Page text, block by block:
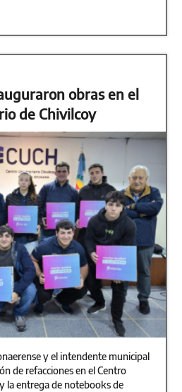
obras en el
de Chivilcoy
y el intendente municipal
de refacciones en el Centro
la entrega de notebooks de